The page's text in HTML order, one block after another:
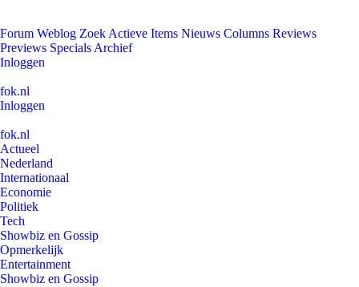
Forum Weblog Zoek Actieve Items Nieuws Columns Reviews
Previews Specials Archief
Inloggen
fok.nl
Inloggen
fok.nl
Actueel
Nederland
Internationaal
Economie
Politiek
Tech
Showbiz en Gossip
Opmerkelijk
Entertainment
Showbiz en Gossip